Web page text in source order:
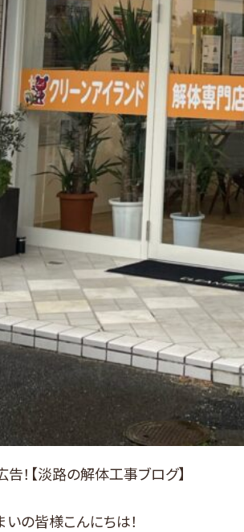
！【淡路の解体工事ブログ】
の皆様こんにちは！